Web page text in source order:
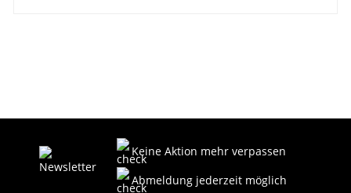
Keine Aktion mehr verpassen
Abmeldung jederzeit möglich